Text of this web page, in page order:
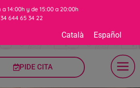
14:00h y de 15:00 a 20:00h
644 65 34 22
Català Español
PIDE CITA